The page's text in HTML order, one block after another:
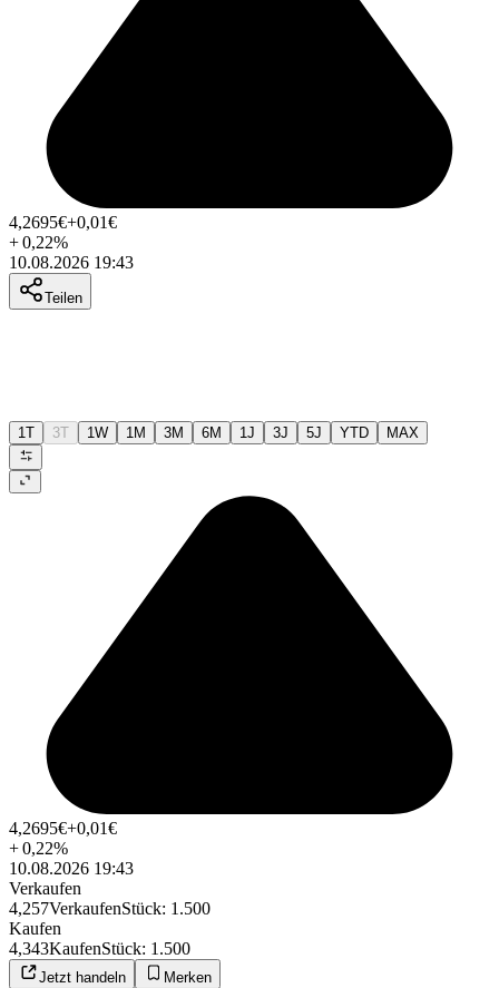
4,2695€+0,01€
+0,22%
10.08.2026 19:43
Teilen
1T 3T 1W 1M 3M 6M 1J 3J 5J YTD MAX
4,2695€+0,01€
+0,22%
10.08.2026 19:43
Verkaufen
4,257VerkaufenStück: 1.500
Kaufen
4,343KaufenStück: 1.500
Jetzt handeln Merken